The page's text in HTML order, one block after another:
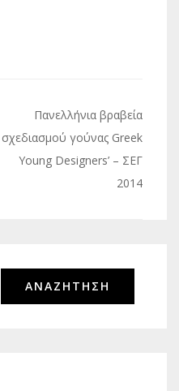
Πανελλήνια βραβεία
σχεδιασμού γούνας Greek
Young Designers’ – ΣΕΓ
2014